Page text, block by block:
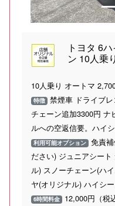
トヨタ 6
ン 10人乗
10人乗り オートマ
特徴 禁煙車 ドライブレ
チェーン追加3300円 ナ
ルへの空返信要。ハイ
利用可能オプション 免責補
ださい) ジュニアシー
ル) スノーチェーン(ハ
ヤ(オリジナル) ハイシ
6時間料金 12,000円（税